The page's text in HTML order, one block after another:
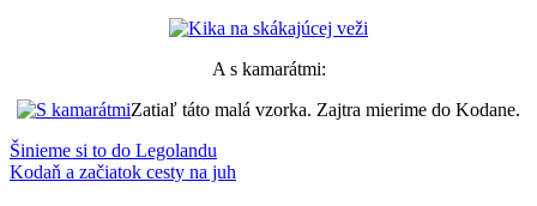
A s kamarátmi:
Zatiaľ táto malá vzorka. Zajtra mierime do Kodane.
BillundcestovanieDánskoLegoland
Post
navigation
Previous
Post:
Šinieme si to do Legolandu
Next
Kodaň a začiatok cesty na juh